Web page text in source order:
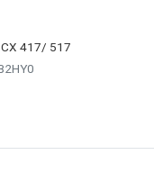
417/ 517